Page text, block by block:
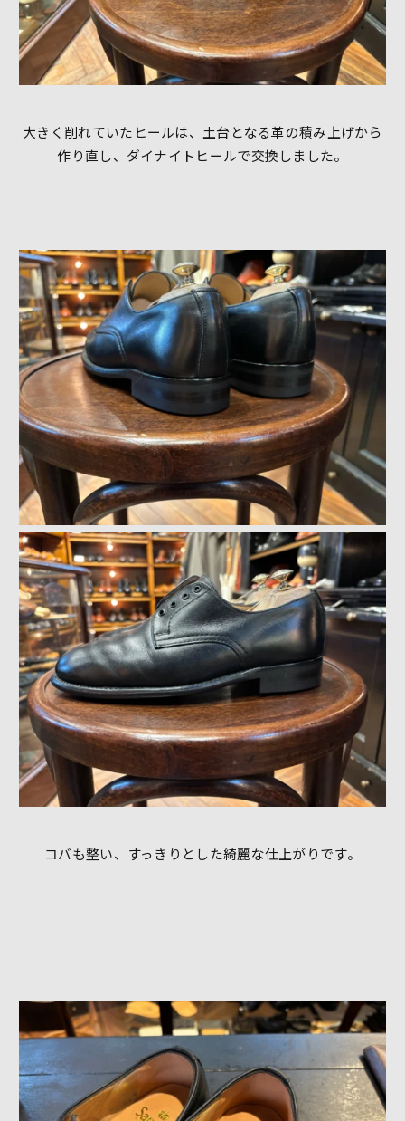
大きく削れていたヒールは、土台となる革の積み上げから
作り直し、ダイナイトヒールで交換しました。
コバも整い、すっきりとした綺麗な仕上がりです。